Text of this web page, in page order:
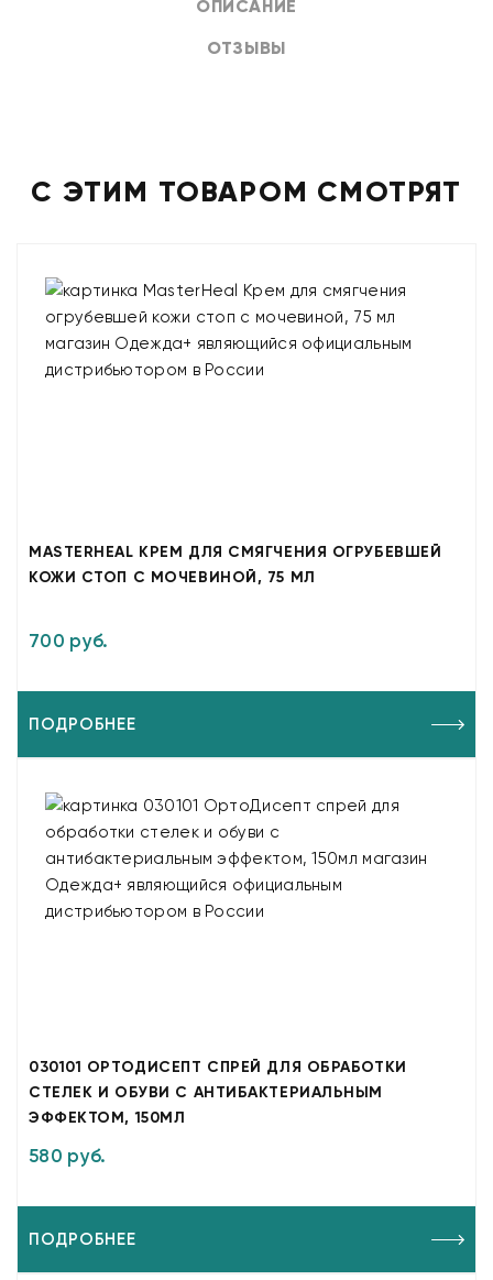
ОПИСАНИЕ
ОТЗЫВЫ
С ЭТИМ ТОВАРОМ СМОТРЯТ
MASTERHEAL КРЕМ ДЛЯ СМЯГЧЕНИЯ ОГРУБЕВШЕЙ
КОЖИ СТОП С МОЧЕВИНОЙ, 75 МЛ
700 руб.
ПОДРОБНЕЕ
030101 ОРТОДИСЕПТ СПРЕЙ ДЛЯ ОБРАБОТКИ
СТЕЛЕК И ОБУВИ С АНТИБАКТЕРИАЛЬНЫМ
ЭФФЕКТОМ, 150МЛ
580 руб.
ПОДРОБНЕЕ